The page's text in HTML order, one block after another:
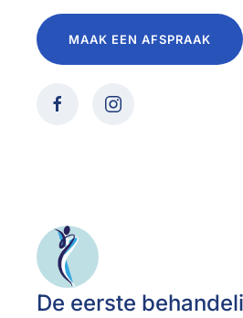
MAAK EEN AFSPRAAK
De eerste